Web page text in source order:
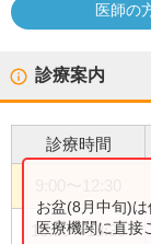
医師の
診療案内
診療時間
15:00〜18:30
お盆(8月中旬)
医療機関に直接